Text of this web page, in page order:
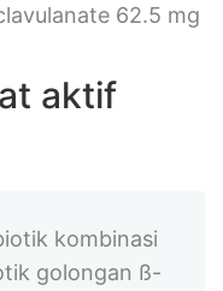
62.5 mg
aktif
kombinasi
golongan ß-